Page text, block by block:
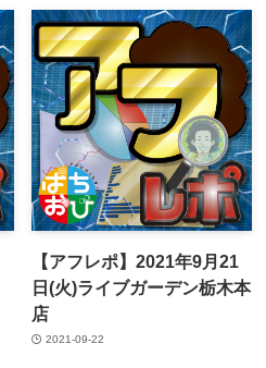
【アフレポ】2021年9月21
日(火)ライブガーデン栃木本
店
2021-09-22